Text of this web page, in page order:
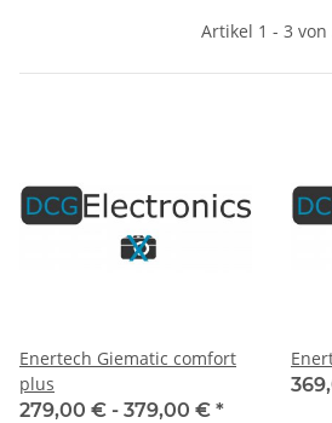
Artikel 1 - 3 von
Enertech Giematic comfort
plus
279,00 € - 379,00 € *